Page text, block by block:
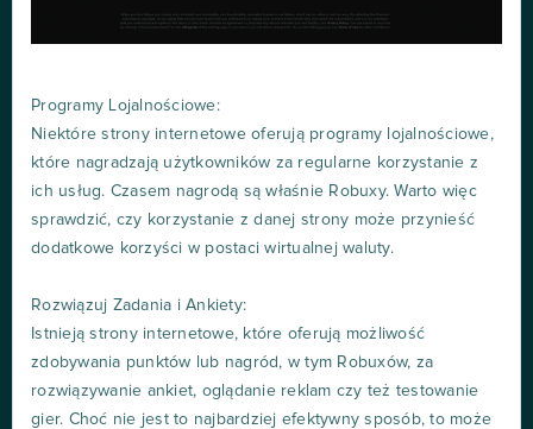
Programy Lojalnościowe:
Niektóre strony internetowe oferują programy lojalnościowe,
które nagradzają użytkowników za regularne korzystanie z
ich usług. Czasem nagrodą są właśnie Robuxy. Warto więc
sprawdzić, czy korzystanie z danej strony może przynieść
dodatkowe korzyści w postaci wirtualnej waluty.
Rozwiązuj Zadania i Ankiety:
Istnieją strony internetowe, które oferują możliwość
zdobywania punktów lub nagród, w tym Robuxów, za
rozwiązywanie ankiet, oglądanie reklam czy też testowanie
gier. Choć nie jest to najbardziej efektywny sposób, to może